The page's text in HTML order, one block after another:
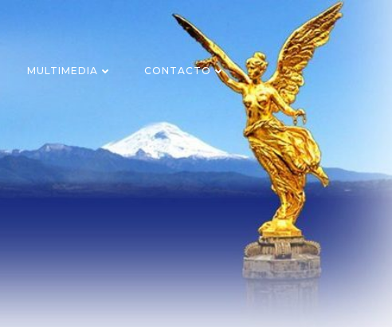
MULTIMEDIA CONTACTO